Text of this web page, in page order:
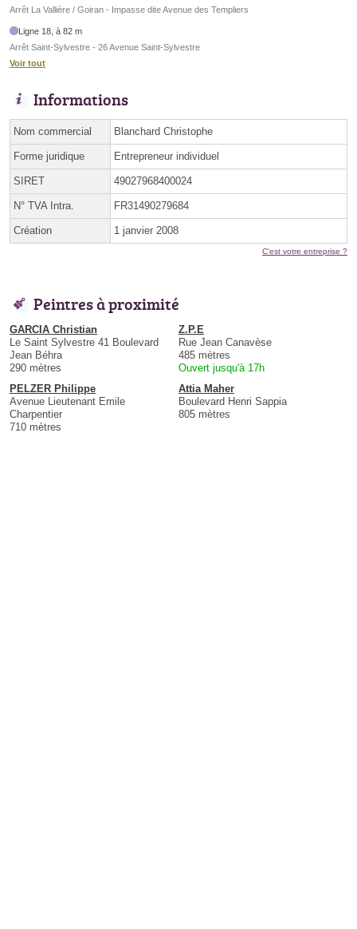
Arrêt La Vallière / Goiran - Impasse dite Avenue des Templiers
Ligne 18, à 82 m
Arrêt Saint-Sylvestre - 26 Avenue Saint-Sylvestre
Voir tout
Informations
Nom commercial Blanchard Christophe
Forme juridique Entrepreneur individuel
SIRET 49027968400024
N° TVA Intra. FR31490279684
Création 1 janvier 2008
C'est votre entreprise ?
Peintres à proximité
GARCIA Christian
Le Saint Sylvestre 41 Boulevard
Jean Béhra
290 mètres
Z.P.E
Rue Jean Canavèse
485 mètres
Ouvert jusqu'à 17h
PELZER Philippe
Avenue Lieutenant Emile
Charpentier
710 mètres
Attia Maher
Boulevard Henri Sappia
805 mètres